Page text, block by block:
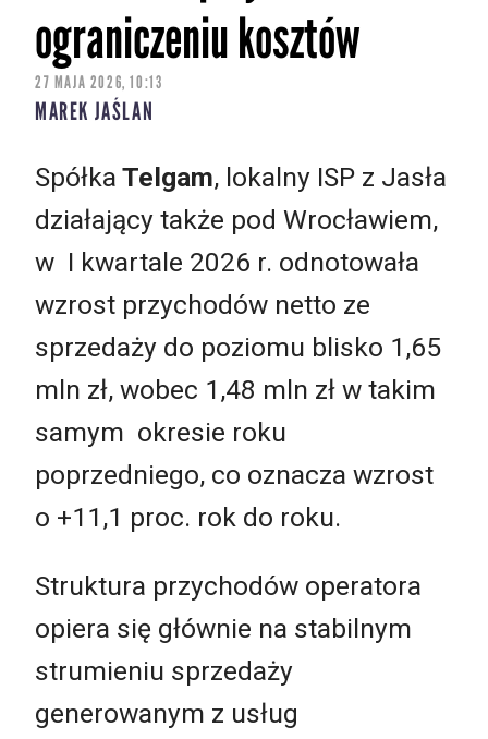
ograniczeniu kosztów
27 MAJA 2026, 10:13
MAREK JAŚLAN
Spółka Telgam, lokalny ISP z Jasła
działający także pod Wrocławiem,
w I kwartale 2026 r. odnotowała
wzrost przychodów netto ze
sprzedaży do poziomu blisko 1,65
mln zł, wobec 1,48 mln zł w takim
samym okresie roku
poprzedniego, co oznacza wzrost
o +11,1 proc. rok do roku.
Struktura przychodów operatora
opiera się głównie na stabilnym
strumieniu sprzedaży
generowanym z usług